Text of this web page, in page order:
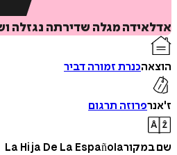
אדלאידה מגלה שדירתה נגזלה
הוצאהכנרת זמורה דביר
ז'אנרפרוזה תרגום
שם במקורLa Hija De La Española